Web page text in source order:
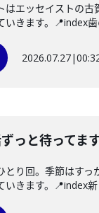
はエッセイストの
いきます。📍index
2026.07.27|
っと待ってま
とり回。季節はす
いきます。📍index